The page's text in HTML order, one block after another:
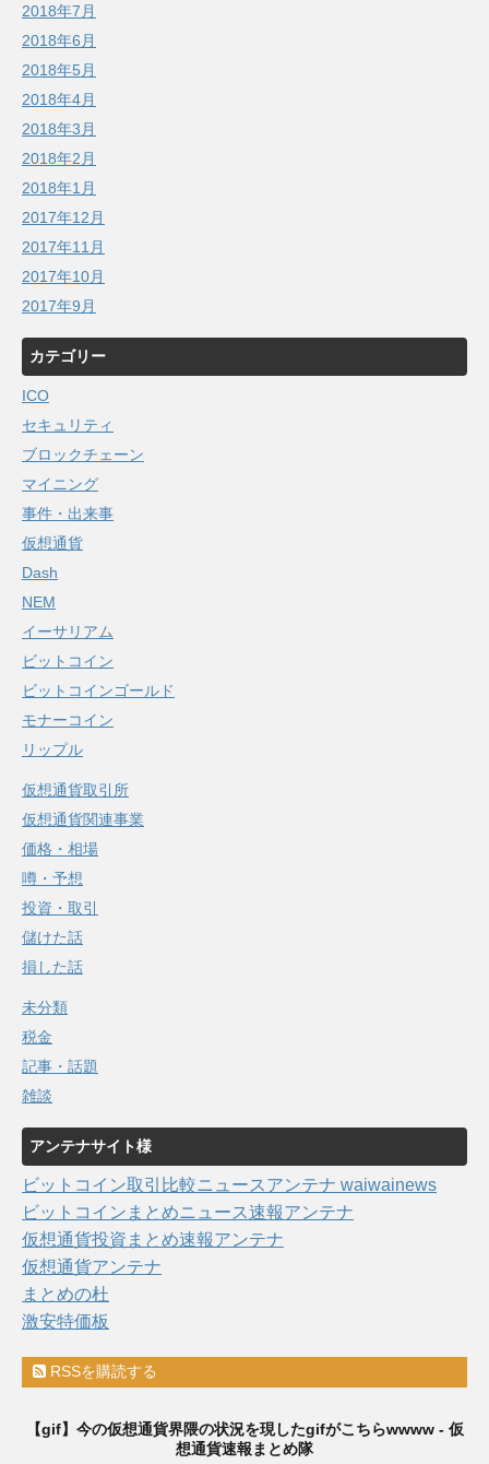
2018年7月
2018年6月
2018年5月
2018年4月
2018年3月
2018年2月
2018年1月
2017年12月
2017年11月
2017年10月
2017年9月
カテゴリー
ICO
セキュリティ
ブロックチェーン
マイニング
事件・出来事
仮想通貨
Dash
NEM
イーサリアム
ビットコイン
ビットコインゴールド
モナーコイン
リップル
仮想通貨取引所
仮想通貨関連事業
価格・相場
噂・予想
投資・取引
儲けた話
損した話
未分類
税金
記事・話題
雑談
アンテナサイト様
ビットコイン取引比較ニュースアンテナ waiwainews
ビットコインまとめニュース速報アンテナ
仮想通貨投資まとめ速報アンテナ
仮想通貨アンテナ
まとめの杜
激安特価板
RSSを購読する
【gif】今の仮想通貨界隈の状況を現したgifがこちらwwww - 仮
想通貨速報まとめ隊